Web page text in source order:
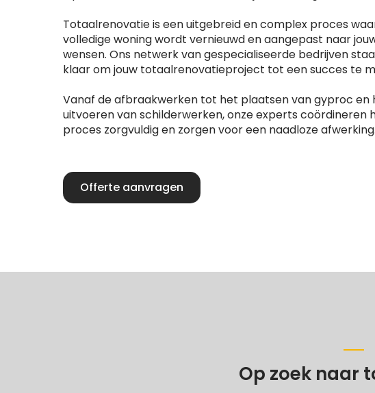
Totaalrenovatie is een uitgebreid en complex proces
volledige woning wordt vernieuwd en aangepast naar
wensen. Ons netwerk van gespecialiseerde bedrijven
klaar om jouw totaalrenovatieproject tot een succes te
Vanaf de afbraakwerken tot het plaatsen van gyproc en
uitvoeren van schilderwerken, onze experts coördineren
proces zorgvuldig en zorgen voor een naadloze afwerking.
Offerte aanvragen
Op zoek naar